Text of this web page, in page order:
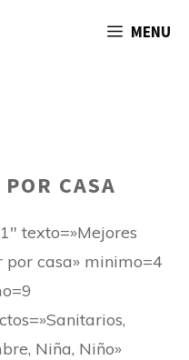
MENU
CASA
texto=»Mejores
por casa» minimo=4
Niña, Niño»